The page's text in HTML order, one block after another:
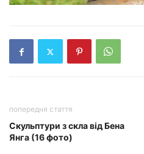
попередня стаття
Скульптури з скла від Бена
Янга (16 фото)